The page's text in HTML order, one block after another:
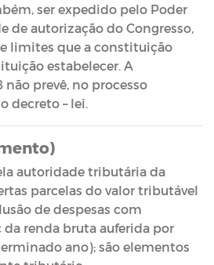
ser expedido pelo Poder
de autorização do Congresso,
limites que a constituição
estabelecer. A
prevê, no processo
decreto – lei.
autoridade tributária da
parcelas do valor tributável
de despesas com
da renda bruta auferida por
ano); são elementos